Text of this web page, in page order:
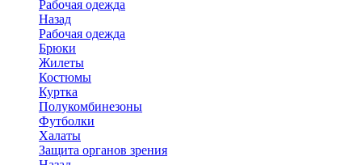
Рабочая одежда
Назад
Рабочая одежда
Брюки
Жилеты
Костюмы
Куртка
Полукомбинезоны
Футболки
Халаты
Защита органов зрения